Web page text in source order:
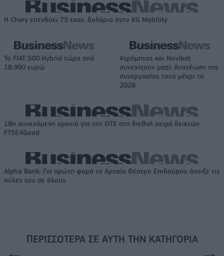
Η Chery επενδύει 75 εκατ. δολάρια στην KG Mobility
Το FIAT 500 Hybrid τώρα από
18.990 ευρώ
Ατρόμητος και Novibet
συνεχίζουν μαζί: Ανανέωση της
συνεργασίας τους μέχρι το
2028
18η συνεχόμενη χρονιά για τον ΟΤΕ στη διεθνή σειρά δεικτών
FTSE4Good
Alpha Bank: Για πρώτη φορά το Αρχαίο Θέατρο Επιδαύρου άνοιξε τις
πύλες του σε όλους
ΠΕΡΙΣΣΌΤΕΡΑ ΣΕ ΑΥΤΉ ΤΗΝ ΚΑΤΗΓΟΡΊΑ